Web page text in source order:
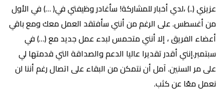
عزيزي (..) ،لدي أخبار للمشاركة! سأغادر وظيفتي في( …) في الأول
من أغسطس. على الرغم من أنني سأفتقد العمل معك ومع باقي
أعضاء الفريق ، إلا أنني متحمس لبدء عمل جديد مع (…) في
سبتمبر.إنني أقدر تقديرا عاليا الدعم والصداقة التي قدمتها لي
على مر السنين. آمل أن نتمكن من البقاء على اتصال رغم أننا لن
نعمل معًا عن كثب.